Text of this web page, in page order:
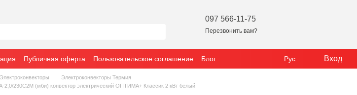
097 566-11-75
Перезвонить вам?
Публичная оферта Пользовательское соглашение Блог Рус Вход
Электроконвекторы
Электроконвекторы Термия
2,0/230С2М (мби) конвектор электрический ОПТИМА+ Классик 2 кВт белый